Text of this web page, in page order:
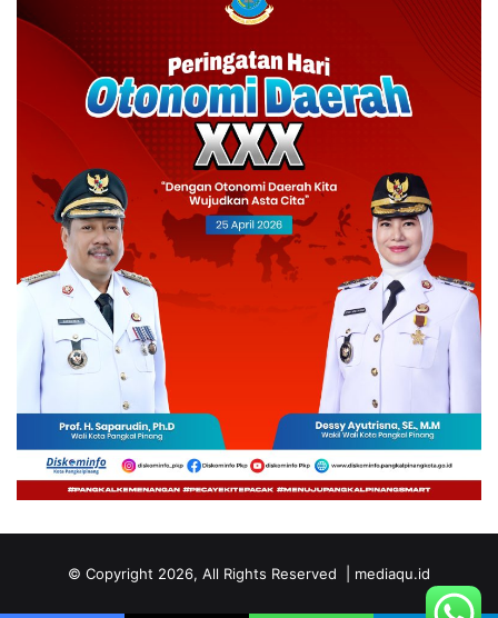
© Copyright 2026, All Rights Reserved | mediaqu.id